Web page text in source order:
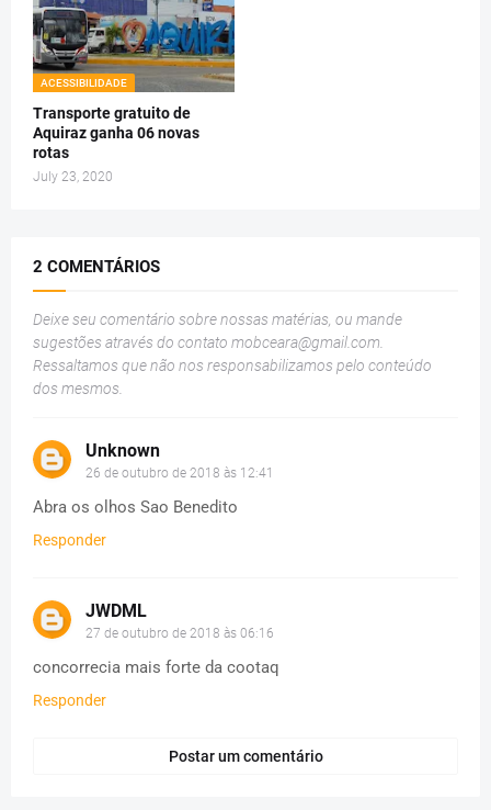
ACESSIBILIDADE
Transporte gratuito de
Aquiraz ganha 06 novas
rotas
July 23, 2020
2 COMENTÁRIOS
Deixe seu comentário sobre nossas matérias, ou mande
sugestões através do contato mobceara@gmail.com
Ressaltamos que não nos responsabilizamos pelo conteúdo
dos mesmos.
Unknown
26 de outubro de 2018 às 12:41
Abra os olhos Sao Benedito
Responder
JWDML
27 de outubro de 2018 às 06:16
concorrecia mais forte da cootaq
Responder
Postar um comentário